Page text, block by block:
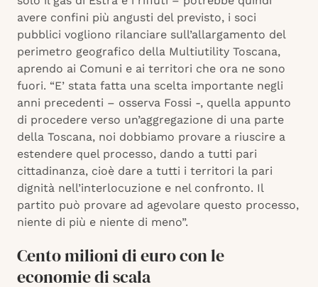
avere confini più angusti del previsto, i soci
pubblici vogliono rilanciare sull’allargamento del
perimetro geografico della Multiutility Toscana,
aprendo ai Comuni e ai territori che ora ne sono
fuori. “E’ stata fatta una scelta importante negli
anni precedenti – osserva Fossi -, quella appunto
di procedere verso un’aggregazione di una parte
della Toscana, noi dobbiamo provare a riuscire a
estendere quel processo, dando a tutti pari
cittadinanza, cioè dare a tutti i territori la pari
dignità nell’interlocuzione e nel confronto. Il
partito può provare ad agevolare questo processo,
niente di più e niente di meno”.
Cento milioni di euro con le
economie di scala